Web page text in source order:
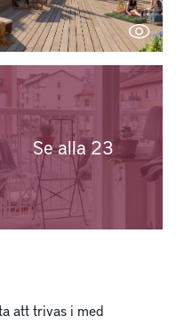
Se alla 23
att trivas i med